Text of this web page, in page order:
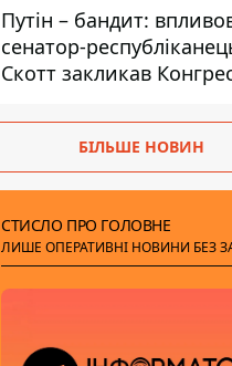
Путін – бандит:
сенатор-
Скотт закликав
відповідальності за
БІЛЬШЕ НОВИН
СТИСЛО ПРО ГОЛОВНЕ
ЛИШЕ ОПЕРАТИВНІ НОВИНИ БЕЗ